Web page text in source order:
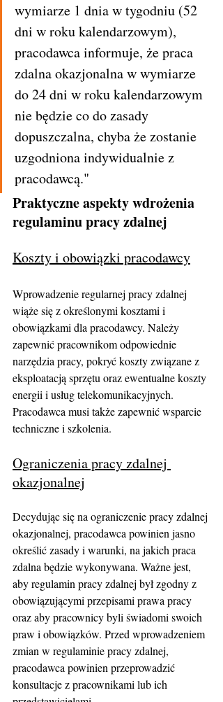
wymiarze 1 dnia w tygodniu (52
dni w roku kalendarzowym),
pracodawca informuje, że praca
zdalna okazjonalna w wymiarze
do 24 dni w roku kalendarzowym
nie będzie co do zasady
dopuszczalna, chyba że zostanie
uzgodniona indywidualnie z
pracodawcą."
Praktyczne aspekty wdrożenia
regulaminu pracy zdalnej
Koszty i obowiązki pracodawcy
Wprowadzenie regularnej pracy zdalnej
wiąże się z określonymi kosztami i
obowiązkami dla pracodawcy. Należy
zapewnić pracownikom odpowiednie
narzędzia pracy, pokryć koszty związane z
eksploatacją sprzętu oraz ewentualne koszty
energii i usług telekomunikacyjnych.
Pracodawca musi także zapewnić wsparcie
techniczne i szkolenia.
Ograniczenia pracy zdalnej
okazjonalnej
Decydując się na ograniczenie pracy zdalnej
okazjonalnej, pracodawca powinien jasno
określić zasady i warunki, na jakich praca
zdalna będzie wykonywana. Ważne jest,
aby regulamin pracy zdalnej był zgodny z
obowiązującymi przepisami prawa pracy
oraz aby pracownicy byli świadomi swoich
praw i obowiązków. Przed wprowadzeniem
zmian w regulaminie pracy zdalnej,
pracodawca powinien przeprowadzić
konsultacje z pracownikami lub ich